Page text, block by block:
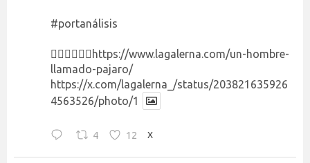
#portanálisis
👉🏻👉🏻👉🏻 https://www.lagalerna.com/un-hombre-
llamado-pajaro/
https://x.com/lagalerna_/status/203821635926
4563526/photo/1
4 12 X